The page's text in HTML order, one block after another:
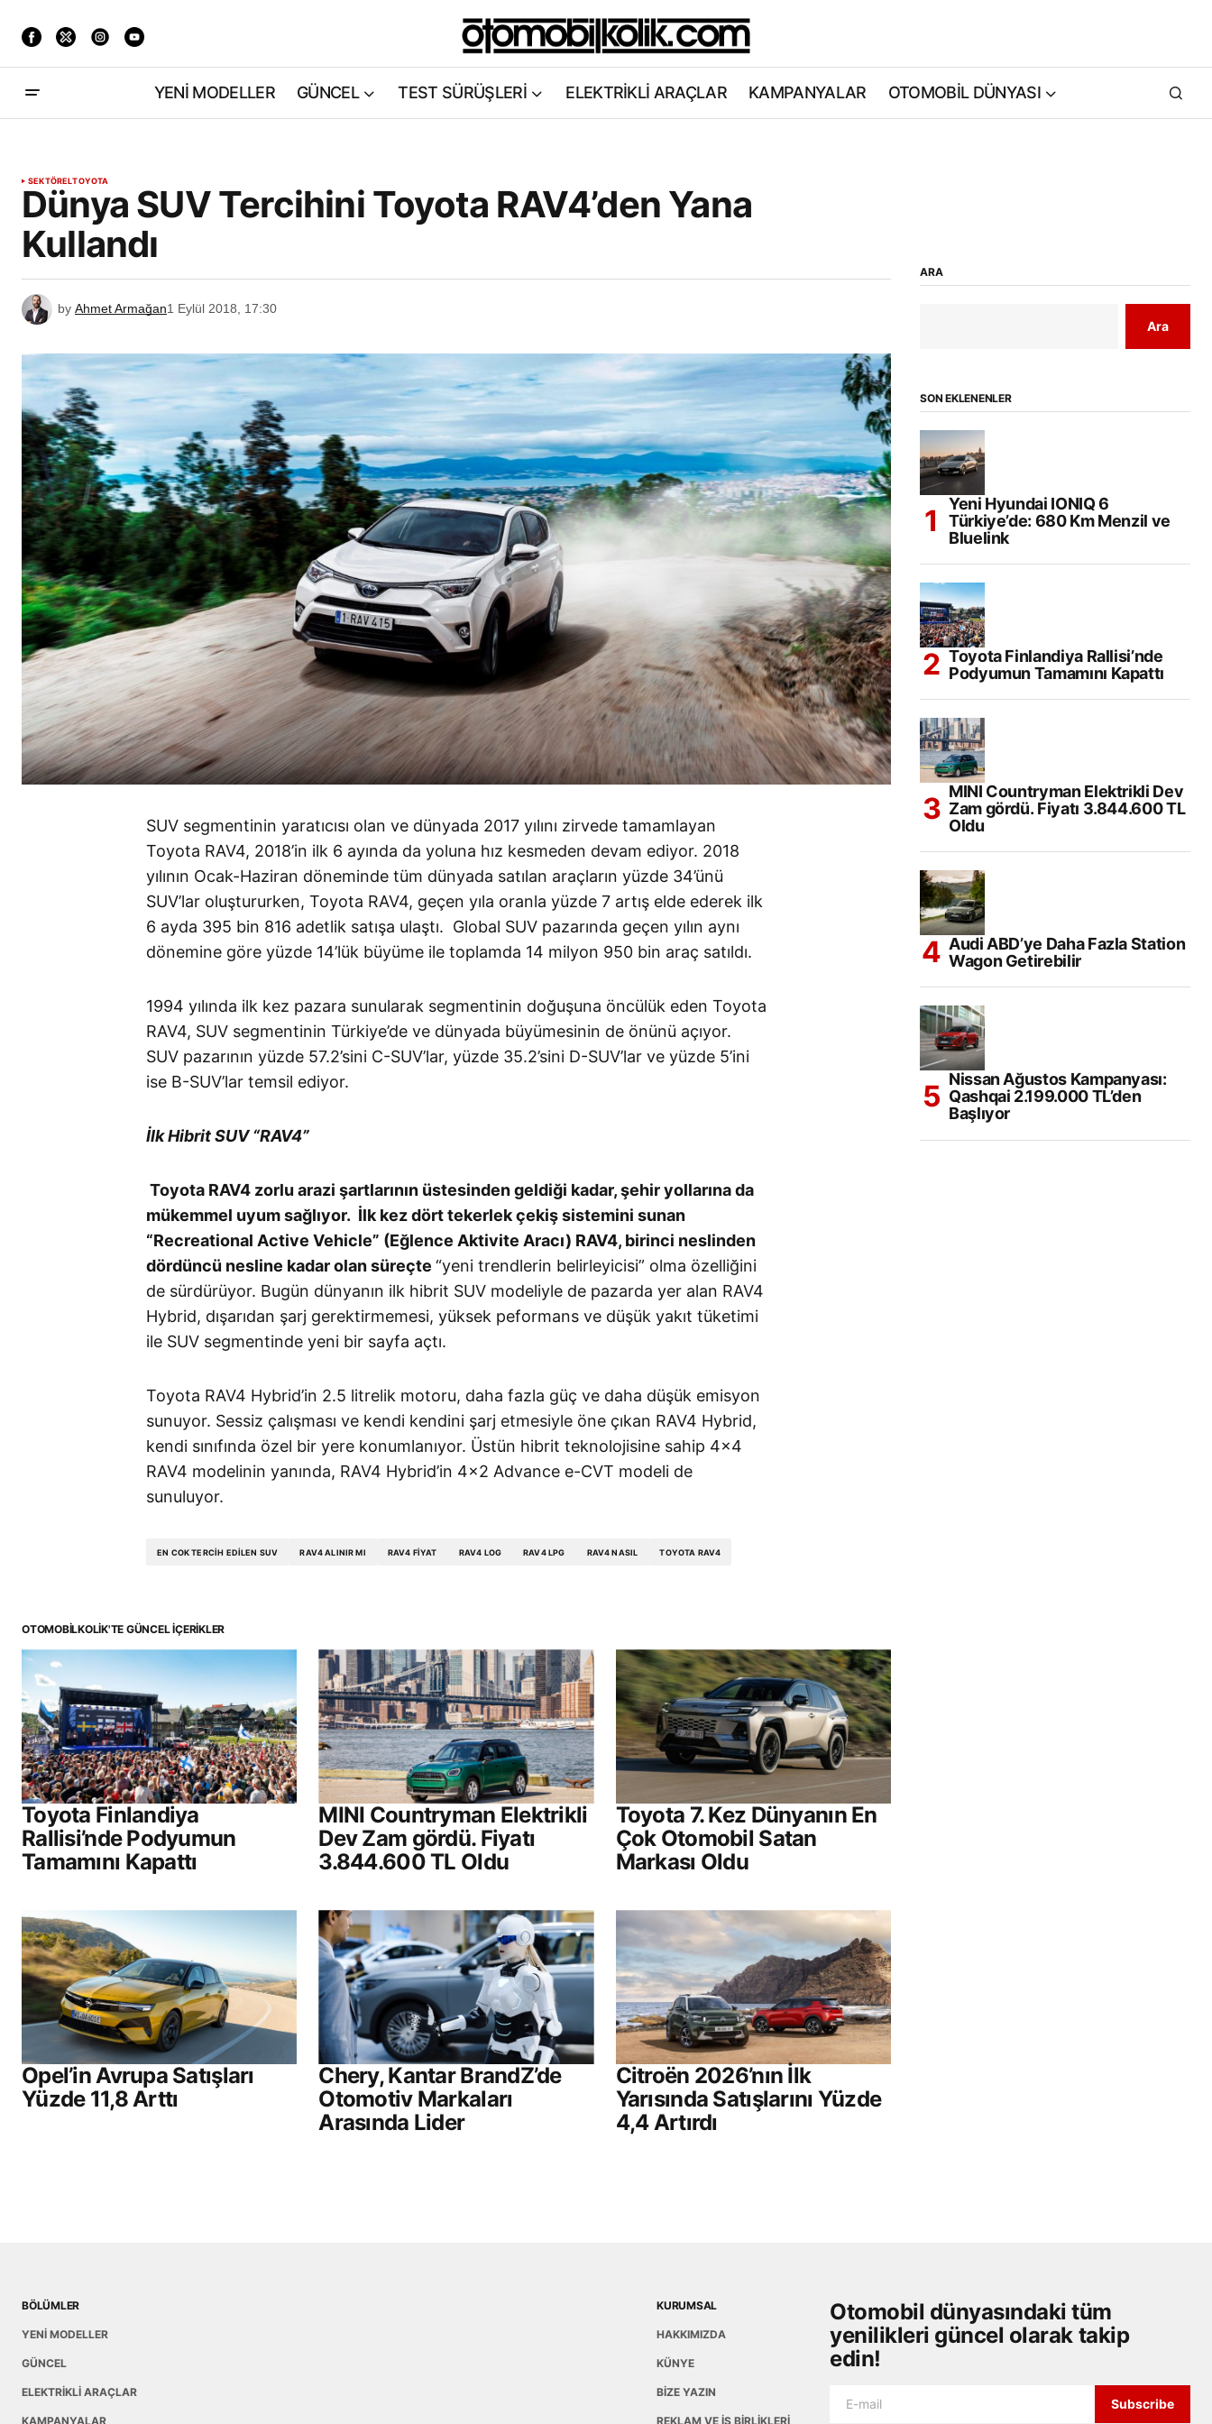
YENİ MODELLER GÜNCEL TEST SÜRÜŞLERİ ELEKTRİKLİ ARAÇLAR KAMPANYALAR OTOMOBİL DÜNYASI
SEKTÖRELTOYOTA
Dünya SUV Tercihini Toyota RAV4’den Yana
Kullandı
by Ahmet Armağan1 Eylül 2018, 17:30
SUV segmentinin yaratıcısı olan ve dünyada 2017 yılını zirvede tamamlayan
Toyota RAV4, 2018’in ilk 6 ayında da yoluna hız kesmeden devam ediyor. 2018
yılının Ocak-Haziran döneminde tüm dünyada satılan araçların yüzde 34’ünü
SUV’lar oluştururken, Toyota RAV4, geçen yıla oranla yüzde 7 artış elde ederek ilk
6 ayda 395 bin 816 adetlik satışa ulaştı. Global SUV pazarında geçen yılın aynı
dönemine göre yüzde 14’lük büyüme ile toplamda 14 milyon 950 bin araç satıldı.
1994 yılında ilk kez pazara sunularak segmentinin doğuşuna öncülük eden Toyota
RAV4, SUV segmentinin Türkiye’de ve dünyada büyümesinin de önünü açıyor.
SUV pazarının yüzde 57.2’sini C-SUV’lar, yüzde 35.2’sini D-SUV’lar ve yüzde 5’ini
ise B-SUV’lar temsil ediyor.
İlk Hibrit SUV “RAV4”
Toyota RAV4 zorlu arazi şartlarının üstesinden geldiği kadar, şehir yollarına da
mükemmel uyum sağlıyor. İlk kez dört tekerlek çekiş sistemini sunan
“Recreational Active Vehicle” (Eğlence Aktivite Aracı) RAV4, birinci neslinden
dördüncü nesline kadar olan süreçte “yeni trendlerin belirleyicisi” olma özelliğini
de sürdürüyor. Bugün dünyanın ilk hibrit SUV modeliyle de pazarda yer alan RAV4
Hybrid, dışarıdan şarj gerektirmemesi, yüksek peformans ve düşük yakıt tüketimi
ile SUV segmentinde yeni bir sayfa açtı.
Toyota RAV4 Hybrid’in 2.5 litrelik motoru, daha fazla güç ve daha düşük emisyon
sunuyor. Sessiz çalışması ve kendi kendini şarj etmesiyle öne çıkan RAV4 Hybrid,
kendi sınıfında özel bir yere konumlanıyor. Üstün hibrit teknolojisine sahip 4×4
RAV4 modelinin yanında, RAV4 Hybrid’in 4×2 Advance e-CVT modeli de
sunuluyor.
EN COK TERCIH EDILEN SUV RAV4 ALINIR MI RAV4 FIYAT RAV4 LOG RAV4 LPG RAV4 NASIL TOYOTA RAV4
OTOMOBILKOLIK'TE GÜNCEL İÇERIKLER
Toyota Finlandiya
Rallisi’nde Podyumun
Tamamını Kapattı
MINI Countryman Elektrikli
Dev Zam gördü. Fiyatı
3.844.600 TL Oldu
Toyota 7. Kez Dünyanın En
Çok Otomobil Satan
Markası Oldu
Opel’in Avrupa Satışları
Yüzde 11,8 Arttı
Chery, Kantar BrandZ’de
Otomotiv Markaları
Arasında Lider
Citroën 2026’nın İlk
Yarısında Satışlarını Yüzde
4,4 Artırdı
ARA
Ara
SON EKLENENLER
Yeni Hyundai IONIQ 6
Türkiye’de: 680 Km Menzil ve
Bluelink
Toyota Finlandiya Rallisi’nde
Podyumun Tamamını Kapattı
MINI Countryman Elektrikli Dev
Zam gördü. Fiyatı 3.844.600 TL
Oldu
Audi ABD’ye Daha Fazla Station
Wagon Getirebilir
Nissan Ağustos Kampanyası:
Qashqai 2.199.000 TL’den
Başlıyor
BÖLÜMLER
YENİ MODELLER
GÜNCEL
ELEKTRİKLİ ARAÇLAR
KAMPANYALAR
KURUMSAL
HAKKIMIZDA
KÜNYE
BİZE YAZIN
REKLAM VE İŞ BİRLİKLERİ
Otomobil dünyasındaki tüm
yenilikleri güncel olarak takip
edin!
Subscribe